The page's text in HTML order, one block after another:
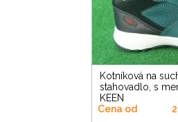
Kotníková na suchý zip a
stahovadlo, s
KEEN
Cena od